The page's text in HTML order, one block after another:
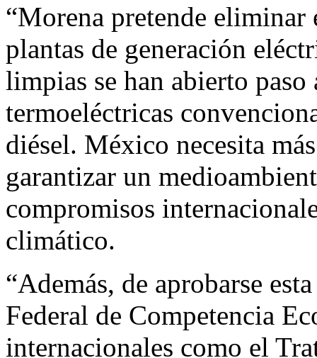
“Morena pretende eliminar
plantas de generación
limpias se han abierto paso
termoeléctricas
diésel. México necesita
garantizar un
compromisos
climático.
“Además, de aprobarse
Federal de Competencia
internacionales como el